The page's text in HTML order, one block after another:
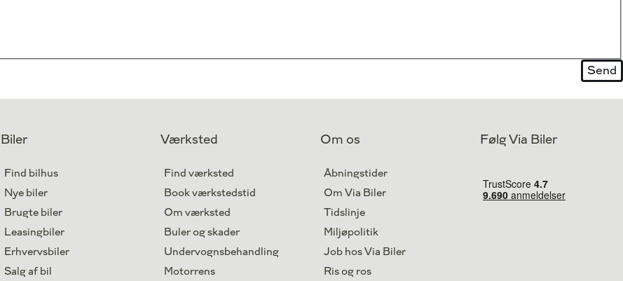
Biler
Find bilhus
Nye biler
Brugte biler
Leasingbiler
Erhvervsbiler
Salg af bil
Værksted
Find værksted
Book værkstedstid
Om værksted
Buler og skader
Undervognsbehandling
Motorrens
Om os
Åbningstider
Om Via Biler
Tidslinje
Miljøpolitik
Job hos Via Biler
Ris og ros
Følg Via Biler